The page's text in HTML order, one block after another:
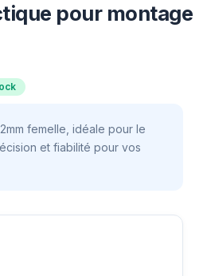
pour montage
femelle, idéale pour le
et fiabilité pour vos